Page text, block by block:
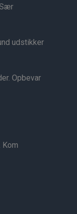
udstikker
Opbevar